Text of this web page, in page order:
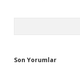
Son Yorumlar